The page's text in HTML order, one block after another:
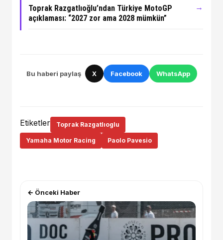
Toprak Razgatlıoğlu’ndan Türkiye MotoGP
açıklaması: “2027 zor ama 2028 mümkün”
→
Bu haberi paylaş X Facebook WhatsApp
Etiketler Toprak Razgatlıoglu
Yamaha Motor Racing Paolo Pavesio
← Önceki Haber